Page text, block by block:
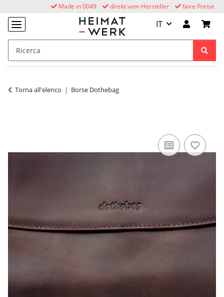
faire Preise
direkt vom Hersteller
Made in 0049
IT
Torna all'elenco Borse Dothebag